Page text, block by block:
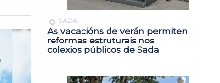
SADA
As vacacións de verán permiten
reformas estruturais nos
colexios públicos de Sada